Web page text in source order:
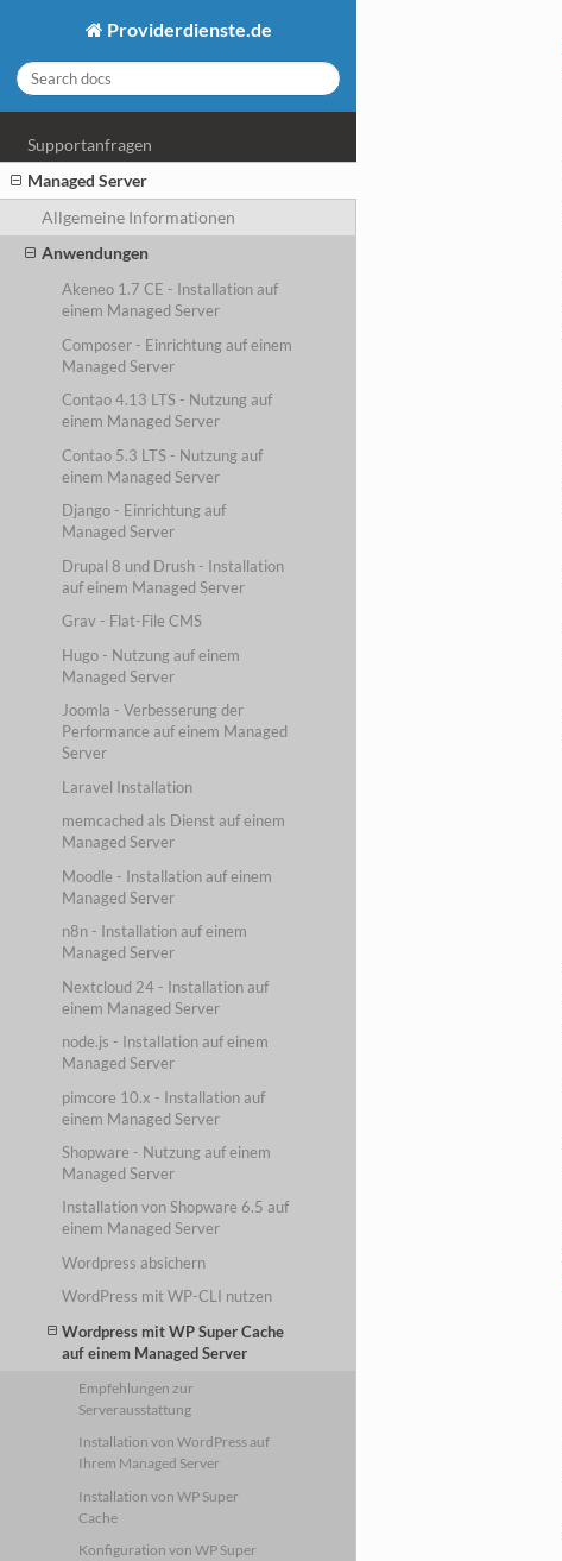
Providerdienste.de
Supportanfragen
Managed Server
Allgemeine Informationen
Anwendungen
Akeneo 1.7 CE - Installation auf
einem Managed Server
Composer - Einrichtung auf einem
Managed Server
Contao 4.13 LTS - Nutzung auf
einem Managed Server
Contao 5.3 LTS - Nutzung auf
einem Managed Server
Django - Einrichtung auf
Managed Server
Drupal 8 und Drush - Installation
auf einem Managed Server
Grav - Flat-File CMS
Hugo - Nutzung auf einem
Managed Server
Joomla - Verbesserung der
Performance auf einem Managed
Server
Laravel Installation
memcached als Dienst auf einem
Managed Server
Moodle - Installation auf einem
Managed Server
n8n - Installation auf einem
Managed Server
Nextcloud 24 - Installation auf
einem Managed Server
node.js - Installation auf einem
Managed Server
pimcore 10.x - Installation auf
einem Managed Server
Shopware - Nutzung auf einem
Managed Server
Installation von Shopware 6.5 auf
einem Managed Server
Wordpress absichern
WordPress mit WP-CLI nutzen
Wordpress mit WP Super Cache
auf einem Managed Server
Empfehlungen zur
Serverausstattung
Installation von WordPress auf
Ihrem Managed Server
Installation von WP Super
Cache
Konfiguration von WP Super